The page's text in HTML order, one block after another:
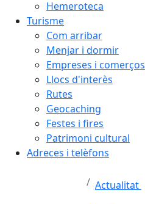
Hemeroteca
Turisme
Com arribar
Menjar i dormir
Empreses i comerços
Llocs d'interès
Rutes
Geocaching
Festes i fires
Patrimoni cultural
Adreces i telèfons
Actualitat